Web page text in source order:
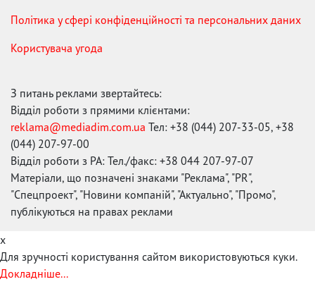
Політика у сфері конфіденційності та персональних даних
Користувача угода
З питань реклами звертайтесь:
Відділ роботи з прямими клієнтами:
reklama@mediadim.com.ua Тел: +38 (044) 207-33-05, +38
(044) 207-97-00
Відділ роботи з РА: Тел./факс: +38 044 207-97-07
Матеріали, що позначені знаками "Реклама", "PR",
"Спецпроект", "Новини компаній", "Актуально", "Промо",
публікуються на правах реклами
x
Для зручності користування сайтом використовуються куки.
Докладніше...